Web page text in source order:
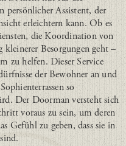
persönlicher Assistent, der
erleichtern kann. Ob es
die Koordination von
Besorgungen geht –
zu helfen. Dieser Service
der Bewohner an und
so
Der Doorman versteht sich
voraus zu sein, um deren
Gefühl zu geben, dass sie in